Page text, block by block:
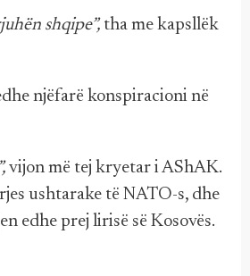
shqipe”, tha me kapsllëk
njëfarë konspiracioni në
vijon më tej kryetar i AShAK.
ushtarake të NATO-s, dhe
edhe prej lirisë së Kosovës.